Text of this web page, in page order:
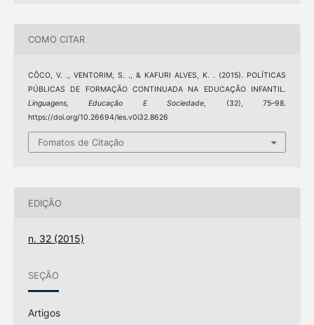
COMO CITAR
CÔCO, V. ., VENTORIM, S. ., & KAFURI ALVES, K. . (2015). POLÍTICAS
PÚBLICAS DE FORMAÇÃO CONTINUADA NA EDUCAÇÃO INFANTIL.
Linguagens, Educação E Sociedade, (32), 75–98.
https://doi.org/10.26694/les.v0i32.8626
Fomatos de Citação
EDIÇÃO
n. 32 (2015)
SEÇÃO
Artigos